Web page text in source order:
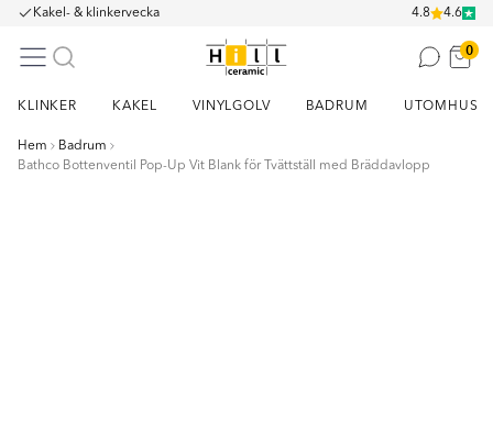
Kakel- & klinkervecka 4.8 4.6
0
KLINKER KAKEL VINYLGOLV BADRUM UTOMHUS
Hem
Badrum
Bathco Bottenventil Pop-Up Vit Blank för Tvättställ med Bräddavlopp